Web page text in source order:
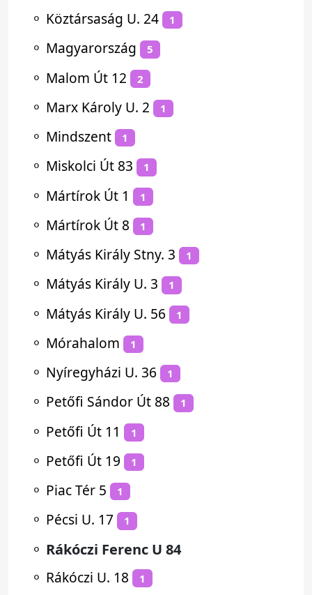
⚬ Köztársaság U. 24 1
⚬ Magyarország 5
⚬ Malom Út 12 2
⚬ Marx Károly U. 2 1
⚬ Mindszent 1
⚬ Miskolci Út 83 1
⚬ Mártírok Út 1 1
⚬ Mártírok Út 8 1
⚬ Mátyás Király Stny. 3 1
⚬ Mátyás Király U. 3 1
⚬ Mátyás Király U. 56 1
⚬ Mórahalom 1
⚬ Nyíregyházi U. 36 1
⚬ Petőfi Sándor Út 88 1
⚬ Petőfi Út 11 1
⚬ Petőfi Út 19 1
⚬ Piac Tér 5 1
⚬ Pécsi U. 17 1
⚬ Rákóczi Ferenc U 84
⚬ Rákóczi U. 18 1